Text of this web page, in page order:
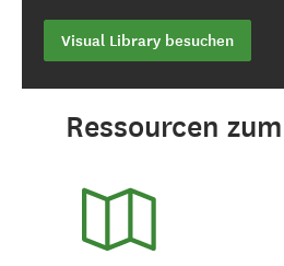
Visual Library besuchen
Ressourcen